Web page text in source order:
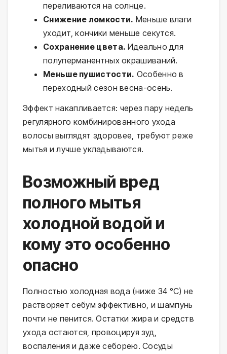
переливаются на солнце.
Снижение ломкости. Меньше влаги
уходит, кончики меньше секутся.
Сохранение цвета. Идеально для
полуперманентных окрашиваний.
Меньше пушистости. Особенно в
переходный сезон весна-осень.
Эффект накапливается: через пару недель
регулярного комбинированного ухода
волосы выглядят здоровее, требуют реже
мытья и лучше укладываются.
Возможный вред
полного мытья
холодной водой и
кому это особенно
опасно
Полностью холодная вода (ниже 34 °C) не
растворяет себум эффективно, и шампунь
почти не пенится. Остатки жира и средств
ухода остаются, провоцируя зуд,
воспаления и даже себорею. Сосуды